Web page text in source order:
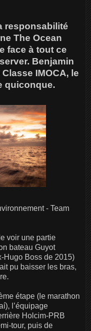
responsabilité
The Ocean
face à tout ce
Benjamin
IMOCA, le
quiconque.
- Team
voir une partie
bateau Guyot
Hugo Boss de 2015)
pu baisser les bras,
étape (le marathon
l’équipage
Holcim-PRB
tour, puis de